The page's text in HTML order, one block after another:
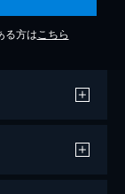
る方は こちら